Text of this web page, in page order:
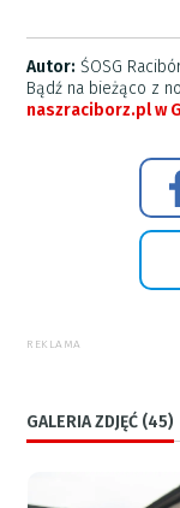
Autor: ŚOSG
Bądź na bieżąco z
naszraciborz.pl w
REKLAMA
GALERIA ZDJĘĆ (45)